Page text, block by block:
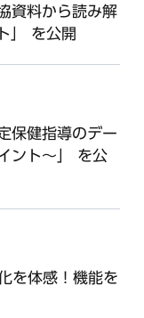
資料から読み解
」 を公開
保健指導のデー
ント～」 を公
を体感！機能を